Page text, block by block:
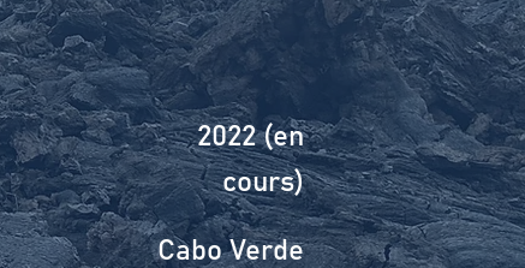
2022 (en
cours)
Cabo Verde